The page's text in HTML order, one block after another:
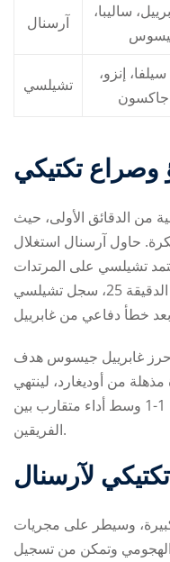
آرسنال
ساليبا،
جيسوس
تشيلسي
إنزو،
جاكسون
وصراع تكتيكي
من الدقائق الأولى، حيث
حاول آرسنال استغلال
تشيلسي على المرتدات
السريعة بقيادة رحيم ستيرلينغ. في الدقيقة 25، سجل تشيلسي
غابرييل جيسوس هدف
38 بعد تمريرة مذهلة من أوديغارد، لينتهي
الشوط الأول بالتعادل الإيجابي 1-1 وسط أداء متقارب بين
الفريقين.
لآرسنال
وسيطر على مجريات
وتمكن من تسجيل